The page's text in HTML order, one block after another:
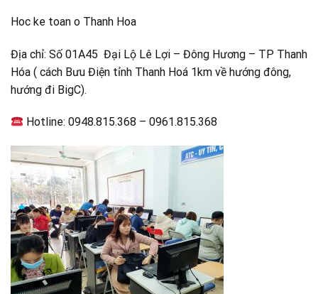
Hoc ke toan o Thanh Hoa
Địa chỉ: Số 01A45 Đại Lộ Lê Lợi – Đông Hương – TP Thanh
Hóa ( cách Bưu Điện tỉnh Thanh Hoá 1km về hướng đông,
hướng đi BigC).
Hotline: 0948.815.368 – 0961.815.368